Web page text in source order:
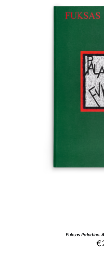
AGGIUNGI AL
Fuksas Paladino.
€